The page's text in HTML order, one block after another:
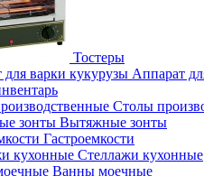
Тостеры
Аппарат
Столы
Вытяжные зонты
Гастроемкости
Стеллажи кухонные
Ванны моечные